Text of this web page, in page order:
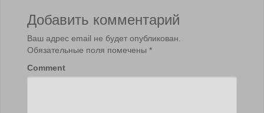
Добавить комментарий
Ваш адрес email не будет опубликован.
Обязательные поля помечены *
Comment